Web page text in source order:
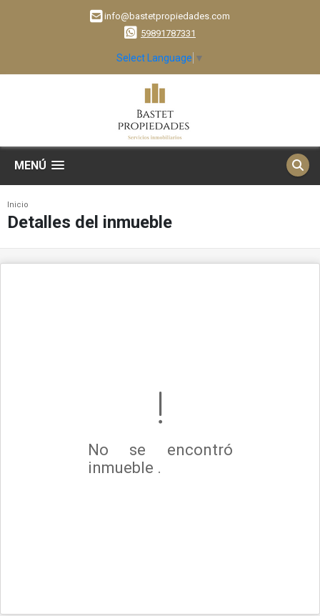
info@bastetpropiedades.com
59891787331
Select Language ▼
MENÚ
Inicio
Detalles del inmueble
No se encontró
inmueble .